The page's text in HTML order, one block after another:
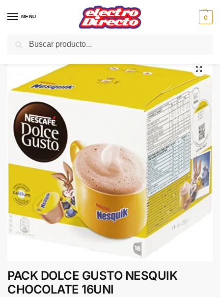
MENU 0
Inicio PAE / Cocina / Cafeteras
PACK DOLCE GUSTO NESQUIK
CHOCOLATE 16UNI